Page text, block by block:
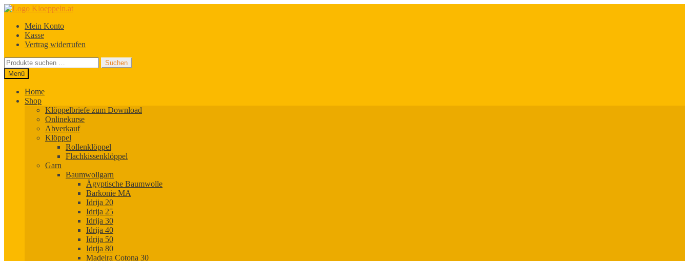
Zur
springen
Zum
springenMein Konto
Kasse
Vertrag widerrufen
Suchen
nach:
Suchen
Menü
Home
Shop
Klöppelbriefe zum Download
Onlinekurse
Abverkauf
Klöppel
Rollenklöppel
Flachkissenklöppel
Garn
Baumwollgarn
Ägyptische Baumwolle
Barkonie MA
Idrija 20
Idrija 25
Idrija 30
Idrija 40
Idrija 50
Idrija 80
Madeira Cotona 30